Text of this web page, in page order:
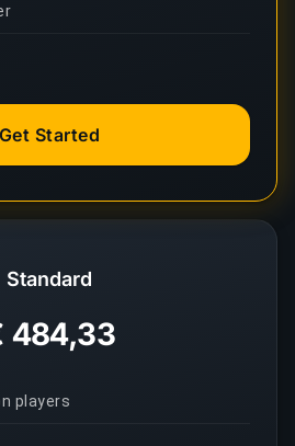
Standard
484,33
players
Get Started